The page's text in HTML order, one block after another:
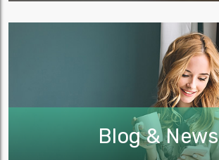
Blog & News